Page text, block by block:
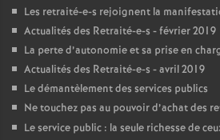
Les retraité-e-s rejoignent la
Actualités des Retraité-e-s - février 2019
La perte d’autonomie et sa prise en
Actualités des Retraité-e-s - avril 2019
Le démantèlement des services publics
Ne touchez pas au pouvoir d’achat des
Le service public : la seule richesse de